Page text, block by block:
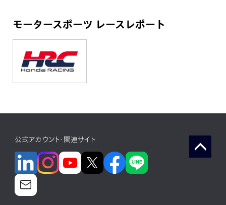
モータースポーツ レースレポート
公式アカウント・関連サイト